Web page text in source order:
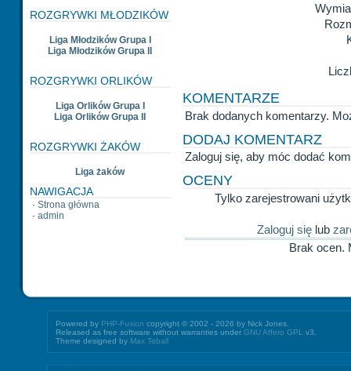
ROZGRYWKI MŁODZIKÓW
Liga Młodzików Grupa I
Liga Młodzików Grupa II
ROZGRYWKI ORLIKÓW
Liga Orlików Grupa I
Liga Orlików Grupa II
ROZGRYWKI ŻAKÓW
Liga żaków
NAWIGACJA
· Strona główna
· admin
KOMENTARZE
Brak dodanych komentarzy.
DODAJ KOMENTARZ
Zaloguj się, aby móc dodać
OCENY
Tylko zarejestrowani
Zaloguj się lub
Brak ocen.
Powered by PHP-Fusion copyright © 2002 - 2026 by Nick Jones.
Released as free software without warranties underGNU Affero GPL
v3.
Theme designed by Max Toball